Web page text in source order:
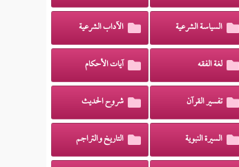
السياسة الشرعية الآداب الشرعية
لغة الفقه آيات الأحكام
تفسير القرآن شروح الحديث
السيرة النبوية التاريخ والتراجم